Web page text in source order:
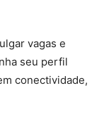
vagas e
seu perfil
conectividade,